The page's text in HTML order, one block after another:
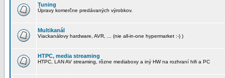
Tuning
Úpravy komerčne predávaných výrobkov.
Multikanál
Viackanálovy hardware, AVR, ... (nie all-in-one hypermarket :-) )
HTPC, media streaming
HTPC, LAN AV streaming, rôzne mediaboxy a iný HW na rozhraní hifi a PC